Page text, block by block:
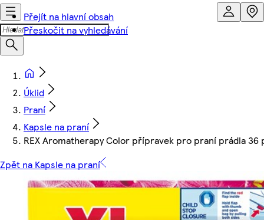
Přejít na hlavní obsah
Přeskočit na vyhledávání
Úklid
Praní
Kapsle na praní
REX Aromatherapy Color přípravek pro praní prádla 36
Zpět na Kapsle na praní